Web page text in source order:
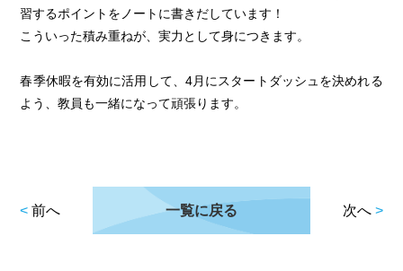
習するポイントをノートに書きだしています！
こういった積み重ねが、実力として身につきます。
春季休暇を有効に活用して、4月にスタートダッシュを決めれる
よう、教員も一緒になって頑張ります。
<前へ 一覧に戻る 次へ>